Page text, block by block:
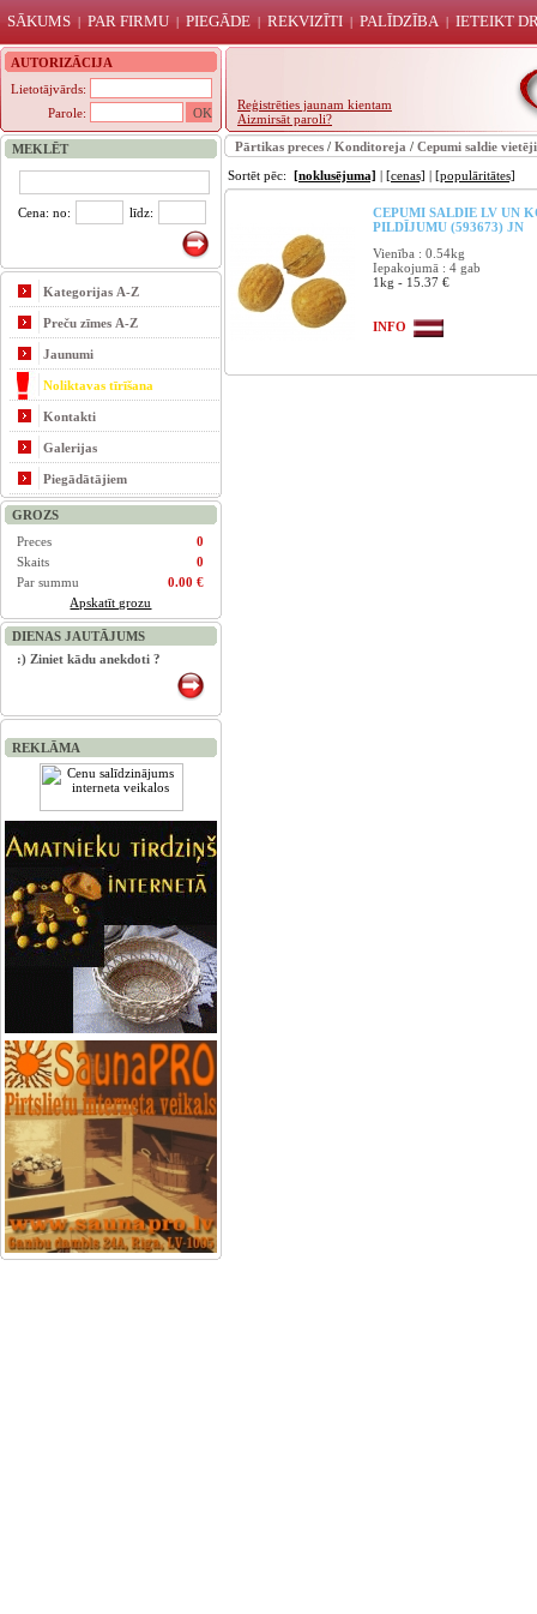
SĀKUMS | PAR FIRMU| PIEGĀDE | REKVIZĪTI | PALĪDZĪBA | IETEIKT
AUTORIZĀCIJA
Lietotājvārds:
Parole:
Reģistrēties jaunam kientam
Aizmirsāt paroli?
MEKLĒT
Cena: no: līdz:
Kategorijas A-Z
Preču zīmes A-Z
Jaunumi
Noliktavas tīrīšana
Kontakti
Galerijas
Piegādātājiem
GROZS
Preces
0
Skaits
0
Par summu
0.00 €
Apskatīt grozu
DIENAS JAUTĀJUMS
:) Ziniet kādu anekdoti ?
REKLĀMA
Pārtikas preces / Konditoreja / Cepumi saldie
Sortēt pēc: [noklusējuma] | [cenas] | [populāritātes]
CEPUMI SALDIE LV UN
PILDĪJUMU (593673) JN
Vienība : 0.54kg
Iepakojumā : 4 gab
1kg - 15.37 €
INFO